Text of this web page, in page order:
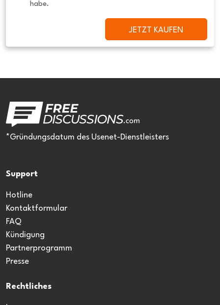
habe.
JETZT KAUFEN
*Gründungsdatum des Usenet-Dienstleisters
Support
Hotline
Kontaktformular
FAQ
Kündigung
Partnerprogramm
Presse
Rechtliches